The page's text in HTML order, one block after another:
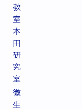
教
室
本
田
研
究
室
微
生